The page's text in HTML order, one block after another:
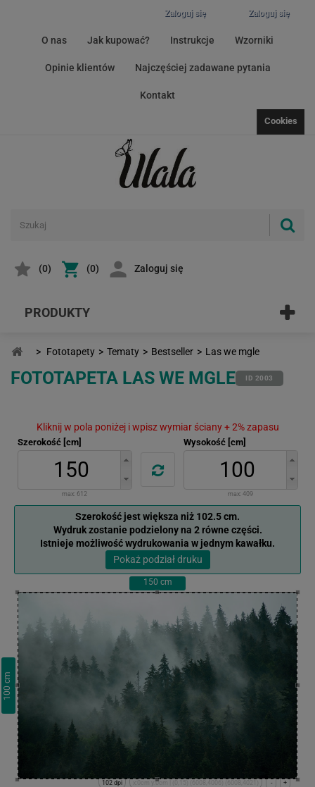
Zaloguj się
Zaloguj się
O nas Jak kupować? Instrukcje Wzorniki
Opinie klientów Najczęściej zadawane pytania
Kontakt
Cookies
(0) (0) Zaloguj się
PRODUKTY
> Fototapety > Tematy > Bestseller > Las we mgle
FOTOTAPETA LAS WE MGLE ID 2003
Kliknij w pola poniżej i wpisz wymiar ściany + 2% zapasu
Szerokość [cm]
max: 612
Wysokość [cm]
max: 409
Szerokość jest większa niż 102.5 cm.
Wydruk zostanie podzielony na 2 równe części.
Istnieje możliwość wydrukowania w jednym kawałku.
Pokaż podział druku
150 cm
100
cm
+
-
x:0cm y:0cm | (0,15) (6008,4006) (6008,4021)
102 dpi